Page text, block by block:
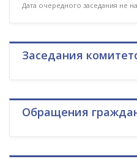
Дата очередного заседания не
Заседания
Обращения